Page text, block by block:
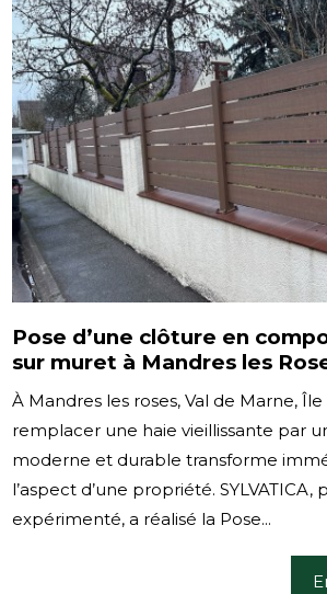
Pose d’une clôture en
sur muret à Mandres les
À Mandres les roses, Val de Marne,
remplacer une haie vieillissante par
moderne et durable transforme
l’aspect d’une propriété. SYLVATICA,
expérimenté, a réalisé la Pose...